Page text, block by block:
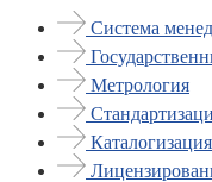
Система
Метрология